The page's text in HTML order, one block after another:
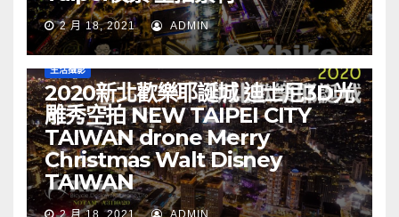
2 月 18, 2021 ADMIN
生活攝影
2020新北歡樂耶誕城 迪士尼3D光
雕秀空拍 NEW TAIPEI CITY
TAIWAN drone Merry
Christmas Walt Disney
TAIWAN
2 月 18, 2021 ADMIN